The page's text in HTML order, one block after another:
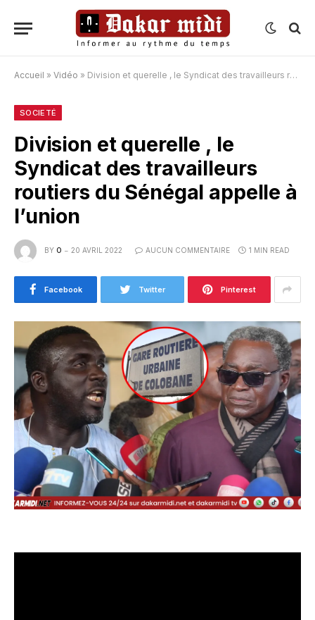
Accueil » Vidéo » Division et querelle , le Syndicat des travailleurs routiers du Sénégal appelle à l’union
SOCIETÉ
Division et querelle , le
Syndicat des travailleurs
routiers du Sénégal appelle à
l’union
BY O 20 AVRIL 2022 AUCUN COMMENTAIRE 1 MIN READ
Facebook Twitter Pinterest